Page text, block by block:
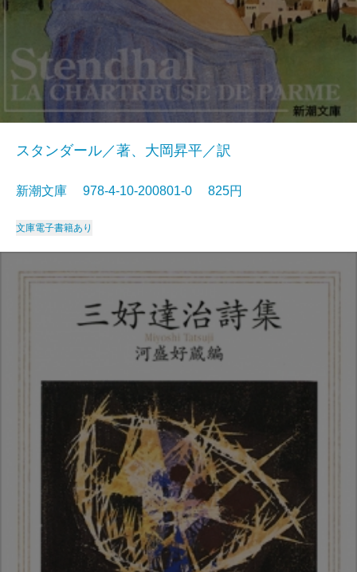
スタンダール／著、大岡昇平／訳
新潮文庫 978-4-10-200801-0 825円
文庫電子書籍あり